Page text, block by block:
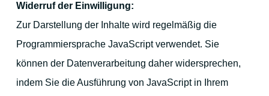
Widerruf der Einwilligung:
Zur Darstellung der Inhalte wird regelmäßig die
Programmiersprache JavaScript verwendet. Sie
können der Datenverarbeitung daher widersprechen,
indem Sie die Ausführung von JavaScript in Ihrem